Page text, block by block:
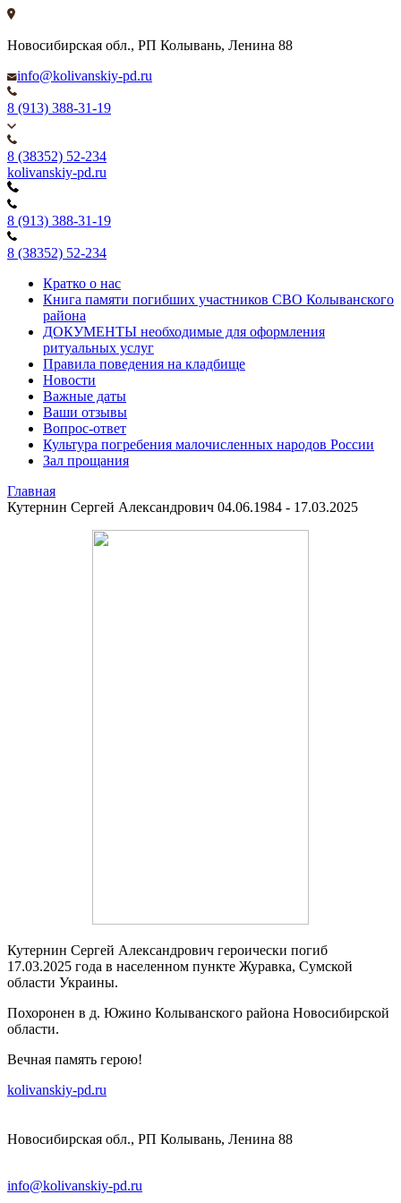
Новосибирская обл., РП Колывань, Ленина 88
info@kolivanskiy-pd.ru
8 (913) 388-31-19
8 (38352) 52-234
kolivanskiy-pd.ru
8 (913) 388-31-19
8 (38352) 52-234
Кратко о нас
Книга памяти погибших участников СВО Колыванского
района
ДОКУМЕНТЫ необходимые для оформления
ритуальных услуг
Правила поведения на кладбище
Новости
Важные даты
Ваши отзывы
Вопрос-ответ
Культура погребения малочисленных народов России
Зал прощания
Главная
Кутернин Сергей Александрович 04.06.1984 - 17.03.2025
Кутернин Сергей Александрович героически погиб
17.03.2025 года в населенном пункте Журавка, Сумской
области Украины.
Похоронен в д. Южино Колыванского района Новосибирской
области.
Вечная память герою!
kolivanskiy-pd.ru
Новосибирская обл., РП Колывань, Ленина 88
info@kolivanskiy-pd.ru